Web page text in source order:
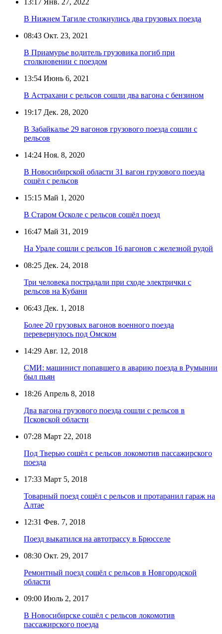
В Нижнем Тагиле столкнулись два грузовых поезда
08:43 Окт. 23, 2021
В Приамурье водитель грузовика погиб при
столкновении с поездом
13:54 Июнь 6, 2021
В Астрахани с рельсов сошли два вагона с бензином
19:17 Дек. 28, 2020
В Забайкалье 29 вагонов грузового поезда сошли с
рельсов
14:24 Ноя. 8, 2020
В Новосибирской области 31 вагон грузового поезда
сошёл с рельсов
15:15 Май 1, 2020
В Старом Осколе с рельсов сошёл поезд
16:47 Май 31, 2019
На Урале сошли с рельсов 16 вагонов с железной рудой
08:25 Дек. 24, 2018
Три человека пострадали при сходе электрички с
рельсов на Кубани
06:43 Дек. 1, 2018
Более 20 грузовых вагонов военного поезда
перевернулось под Омском
14:29 Авг. 12, 2018
СМИ: машинист попавшего в аварию поезда в Румынии
был пьян
18:26 Апрель 8, 2018
Два вагона грузового поезда сошли с рельсов в
Псковской области
07:28 Март 22, 2018
Под Тверью сошёл с рельсов локомотив пассажирского
поезда
17:33 Март 5, 2018
Товарный поезд сошёл с рельсов и протаранил гараж на
Алтае
12:31 Фев. 7, 2018
Поезд выкатился на автотрассу в Брюсселе
08:30 Окт. 29, 2017
Ремонтный поезд сошёл с рельсов в Новгородской
области
09:00 Июль 2, 2017
В Новосибирске сошёл с рельсов локомотив
пассажирского поезда